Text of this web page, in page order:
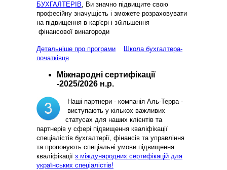
БУХГАЛТЕРІВ, Ви значно підвищите свою
професійну значущість і зможете розраховувати
на підвищення в кар'єрі і збільшення
фінансової винагороди
Детальніше про програми
Школа бухгалтера-
початківця
Міжнародні сертифікації
-2025/2026 н.р.
Наші партнери - компанія Аль-Терра -
виступають у кількох важливих
статусах для наших клієнтів та
партнерів у сфері підвищення кваліфікації
спеціалістів бухгалтерії, фінансів та управління
та пропонують спеціальні умови підвищення
кваліфікації з міждународних сертифікацій для
українських спеціалістів!